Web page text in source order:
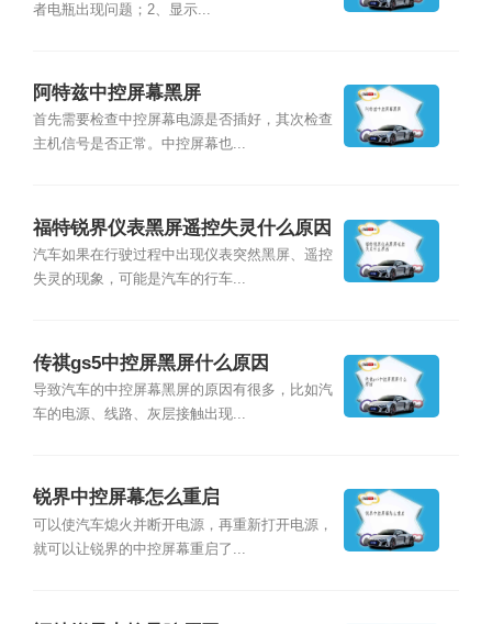
者电瓶出现问题；2、显示...
阿特兹中控屏幕黑屏
首先需要检查中控屏幕电源是否插好，其次检查
主机信号是否正常。中控屏幕也...
福特锐界仪表黑屏遥控失灵什么原因
汽车如果在行驶过程中出现仪表突然黑屏、遥控
失灵的现象，可能是汽车的行车...
传祺gs5中控屏黑屏什么原因
导致汽车的中控屏幕黑屏的原因有很多，比如汽
车的电源、线路、灰层接触出现...
锐界中控屏幕怎么重启
可以使汽车熄火并断开电源，再重新打开电源，
就可以让锐界的中控屏幕重启了...